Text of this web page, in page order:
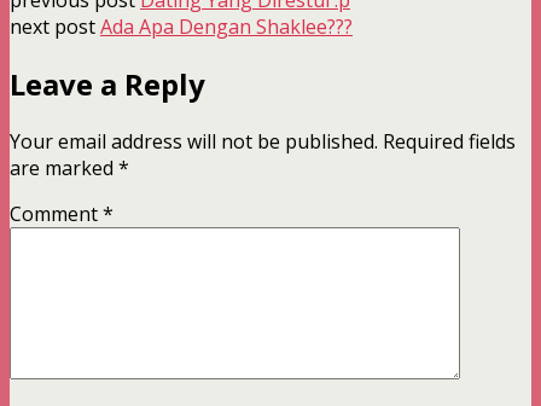
next postAda Apa Dengan Shaklee???
Leave a Reply
Your email address will not be published. Required fields
are marked *
Comment*